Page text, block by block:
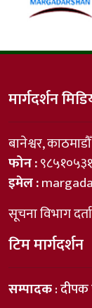
मार्गदर्शन
बानेश्वर, काठमाडौँ
फोन :
इमेल :
सूचना विभाग
टिम मार्गदर्शन
सम्पादक: